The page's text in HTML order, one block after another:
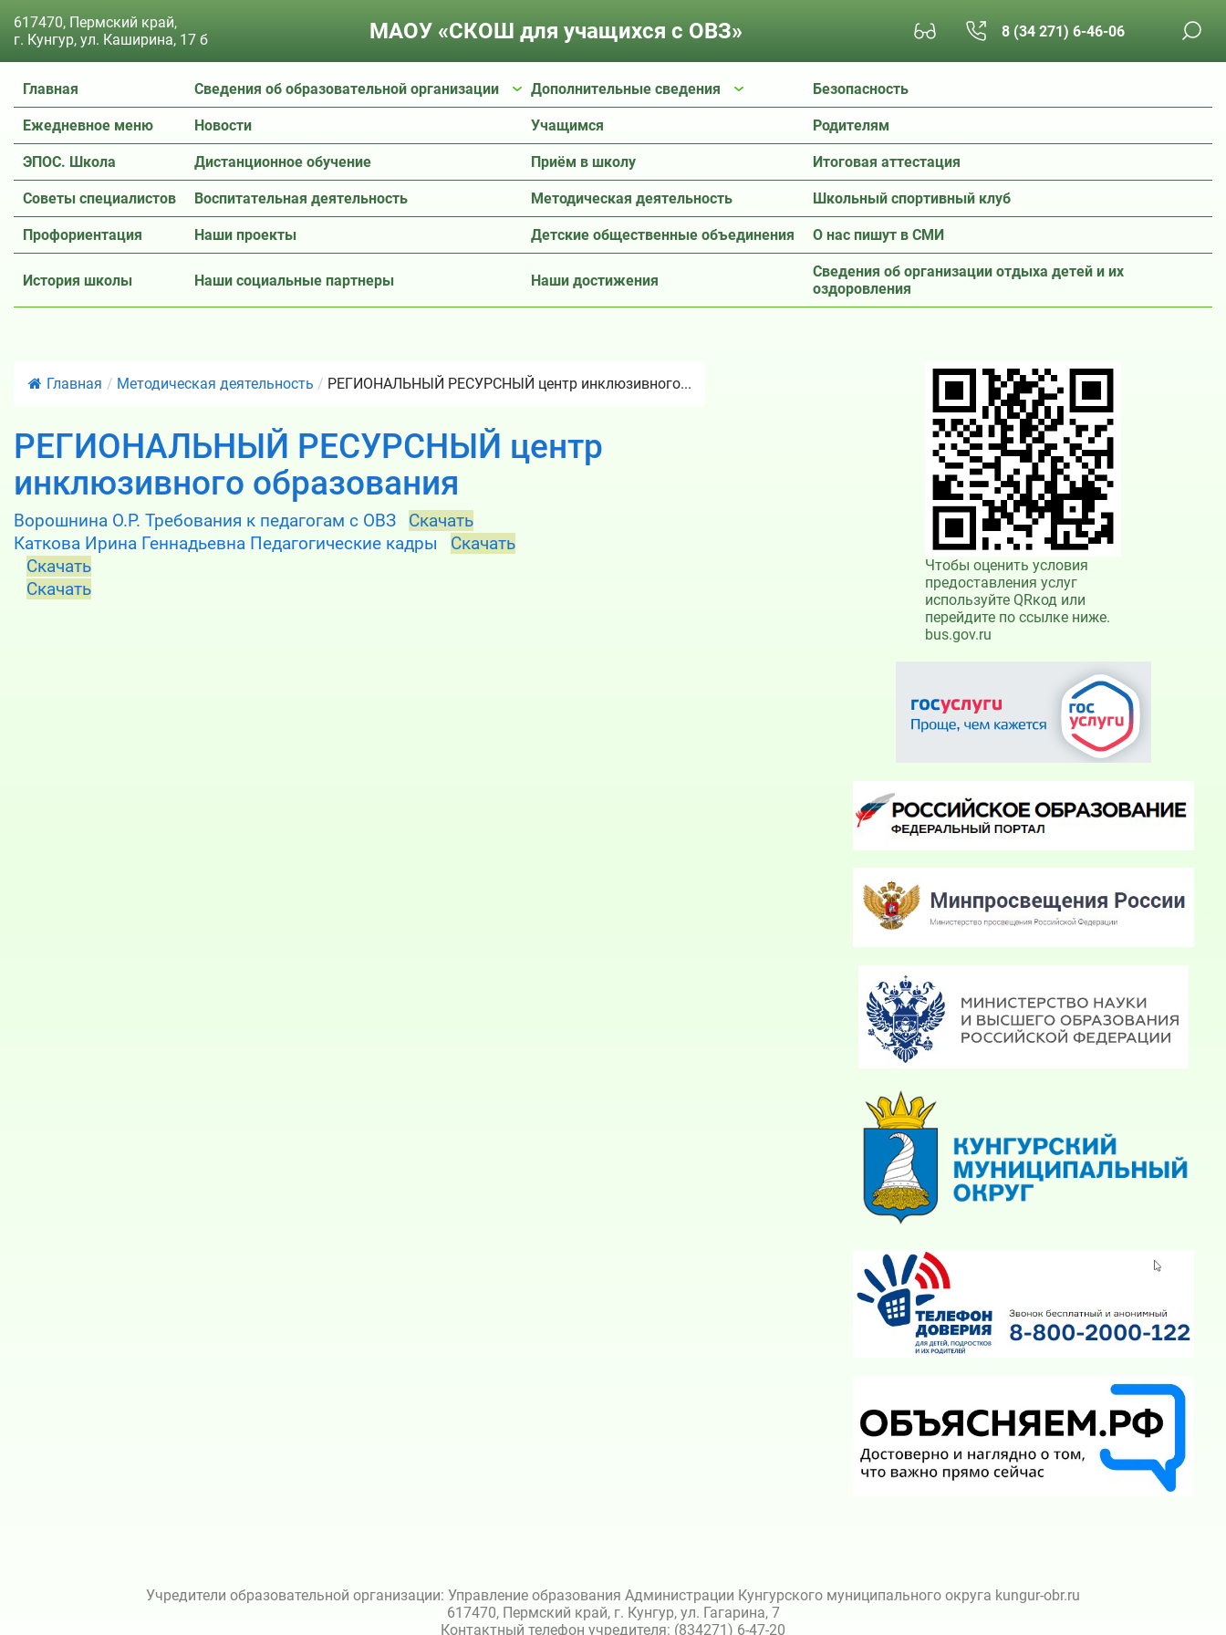
617470, Пермский край,
г. Кунгур, ул. Каширина, 17 б
МАОУ «СКОШ для учащихся с ОВЗ» 8 (34 271) 6-46-06
Главная Сведения об образовательной организации Дополнительные сведения Безопасность
Ежедневное меню Новости Учащимся Родителям
ЭПОС. Школа Дистанционное обучение Приём в школу Итоговая аттестация
Советы специалистов Воспитательная деятельность Методическая деятельность Школьный спортивный клуб
Профориентация Наши проекты Детские общественные объединения О нас пишут в СМИ
История школы Наши социальные партнеры Наши достижения
Сведения об организации отдыха детей и их
оздоровления
Главная / Методическая деятельность / РЕГИОНАЛЬНЫЙ РЕСУРСНЫЙ центр инклюзивного...
РЕГИОНАЛЬНЫЙ РЕСУРСНЫЙ центр
инклюзивного образования
Ворошнина О.Р. Требования к педагогам с ОВЗ
Скачать
Каткова Ирина Геннадьевна Педагогические кадры
Скачать
Скачать
Скачать
Чтобы оценить условия
предоставления услуг
используйте QRкод или
перейдите по ссылке ниже.
bus.gov.ru
Учредители образовательной организации: Управление образования Администрации Кунгурского муниципального округа kungur-obr.ru
617470, Пермский край, г. Кунгур, ул. Гагарина, 7
Контактный телефон учредителя: (834271) 6-47-20